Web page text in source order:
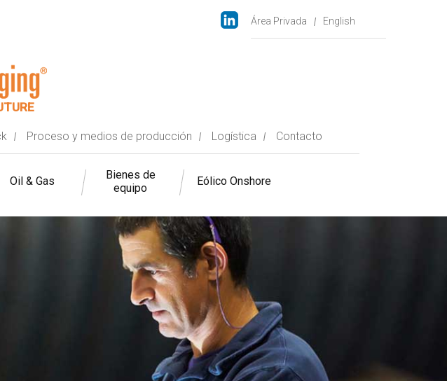
Área Privada English
Proceso y medios de producción Logística Contacto
Oil & Gas
Bienes de
equipo
Eólico Onshore